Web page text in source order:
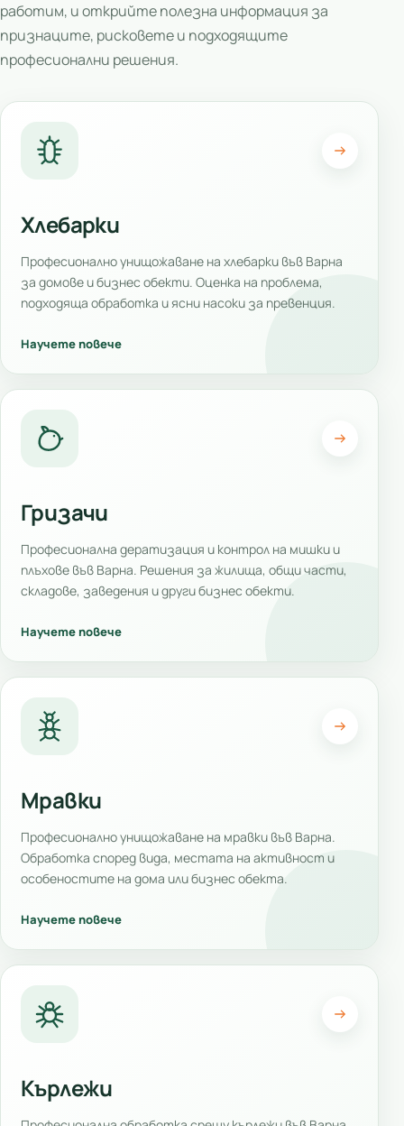
работим, и открийте полезна информация за
признаците, рисковете и подходящите
професионални решения.
Хлебарки
Професионално унищожаване на хлебарки във Варна
за домове и бизнес обекти. Оценка на проблема,
подходяща обработка и ясни насоки за превенция.
Научете повече
Гризачи
Професионална дератизация и контрол на мишки и
плъхове във Варна. Решения за жилища, общи части,
складове, заведения и други бизнес обекти.
Научете повече
Мравки
Професионално унищожаване на мравки във Варна.
Обработка според вида, местата на активност и
особеностите на дома или бизнес обекта.
Научете повече
Кърлежи